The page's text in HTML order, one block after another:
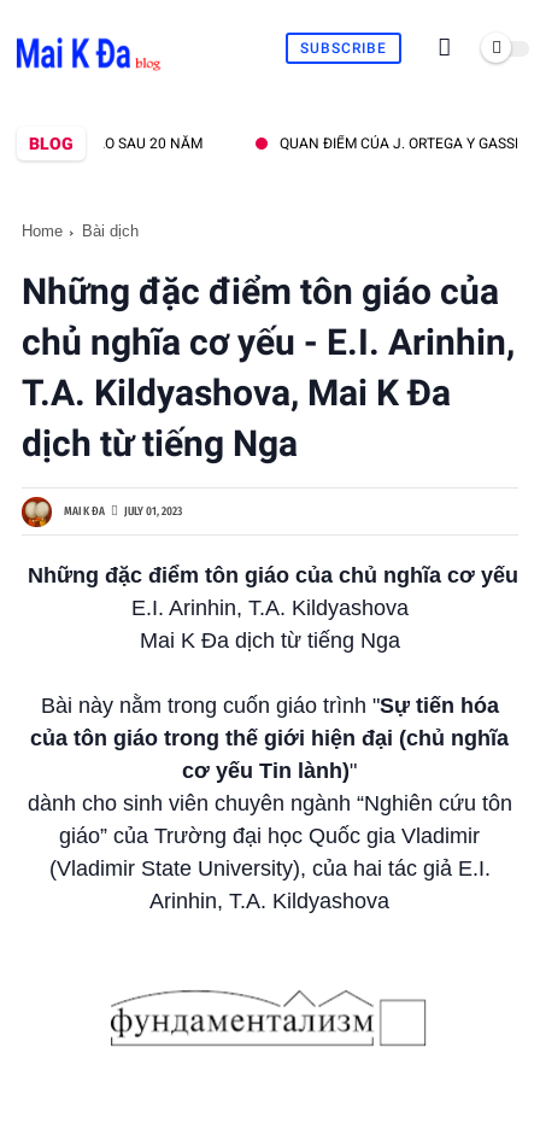
SUBSCRIBE
BLOG
TAM ĐẢO SAU 20 NĂM QUAN ĐIỂM CỦA J. ORTEGA Y GASSET
Home Bài dịch
Những đặc điểm tôn giáo của
chủ nghĩa cơ yếu - E.I. Arinhin,
T.A. Kildyashova, Mai K Đa
dịch từ tiếng Nga
MAI K ĐA JULY 01, 2023
Những đặc điểm tôn giáo của chủ nghĩa cơ yếu
E.I. Arinhin, T.A. Kildyashova
Mai K Đa dịch từ tiếng Nga
Bài này nằm trong cuốn giáo trình "Sự tiến hóa
của tôn giáo trong thế giới hiện đại (chủ nghĩa
cơ yếu Tin lành)"
dành cho sinh viên chuyên ngành “Nghiên cứu tôn
giáo” của Trường đại học Quốc gia Vladimir
(Vladimir State University), của hai tác giả E.I.
Arinhin, T.A. Kildyashova